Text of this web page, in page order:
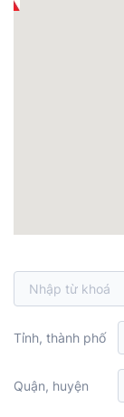
Tỉnh, thành phố
Quận, huyện